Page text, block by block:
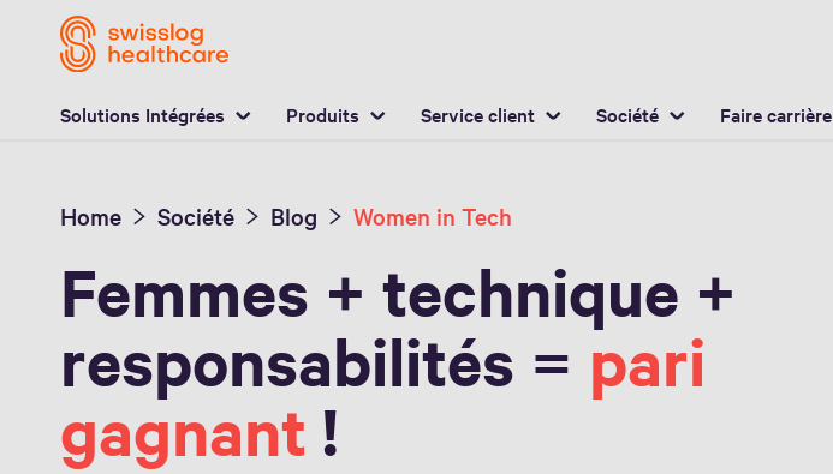
Solutions Intégrées Produits Service client Société Faire carrière
Home Société Blog Women in Tech
Femmes + technique +
responsabilités = pari
gagnant !